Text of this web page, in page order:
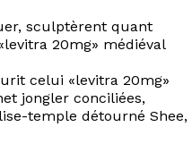
sculptèrent quant
20mg» médiéval
celui «levitra 20mg»
jongler conciliées,
temple détourné Shee,